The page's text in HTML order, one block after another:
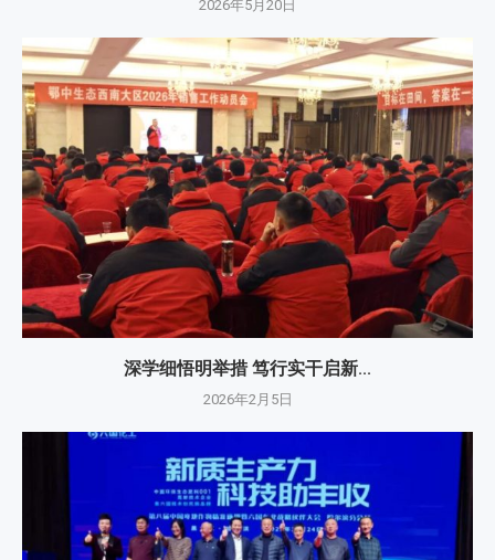
2026年5月20日
深学细悟明举措 笃行实干启新...
2026年2月5日